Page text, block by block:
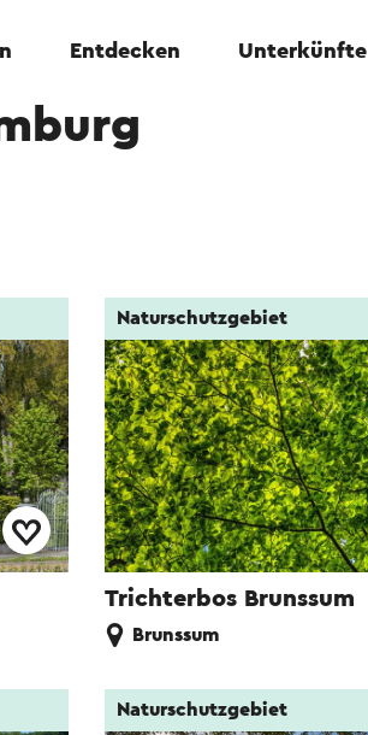
Entdecken Unterkünfte
Trichterbos Brunssum
Naturschutzgebiet
Brunssum
Naturschutzgebiet